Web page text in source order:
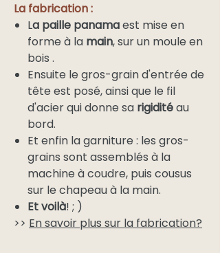
La fabrication :
La paille panamaest mise en
forme à la main, sur un moule en
bois .
Ensuite le gros-grain d'entrée de
tête est posé, ainsi que le fil
d'acier qui donne sa rigiditéau
bord.
Et enfin la garniture : les gros-
grains sont assemblés à la
machine à coudre, puis cousus
sur le chapeau à la main.
Et voilà! ; )
>> En savoir plus sur la fabrication?